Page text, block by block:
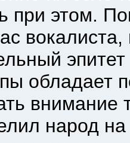
при этом.
обладает
внимание
народ